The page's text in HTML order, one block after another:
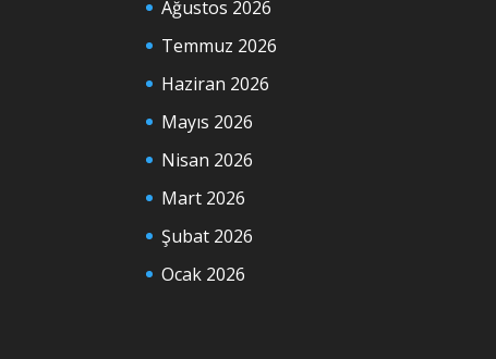
Ağustos 2026
Temmuz 2026
Haziran 2026
Mayıs 2026
Nisan 2026
Mart 2026
Şubat 2026
Ocak 2026